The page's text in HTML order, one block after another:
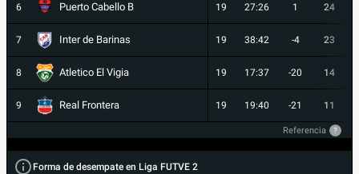
6 Puerto Cabello B 19 27:26 1 24
7 Inter de Barinas 19 38:42 -4 23
8 Atletico El Vigia 19 17:37 -20 14
9 Real Frontera 19 19:40 -21 11
Referencia ?
Forma de desempate en Liga FUTVE 2